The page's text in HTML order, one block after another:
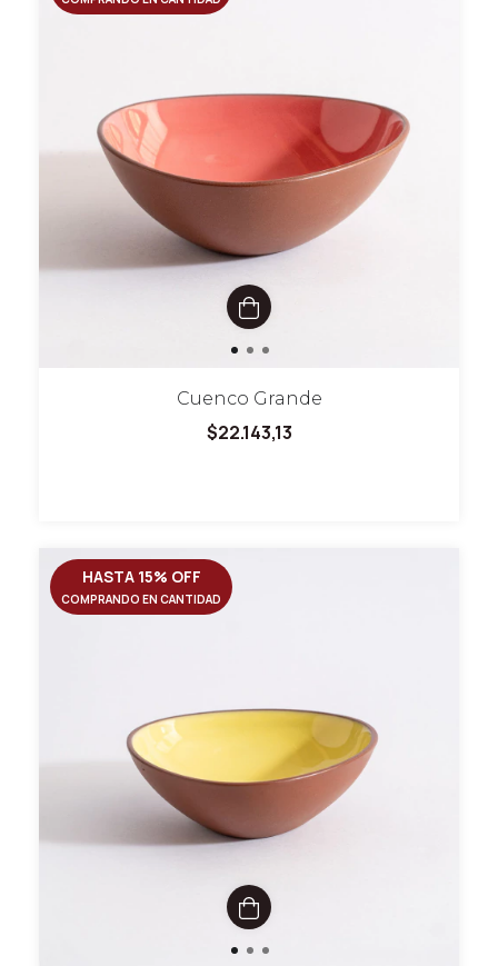
Cuenco Grande
$22.143,13
HASTA 15% OFF
COMPRANDO EN CANTIDAD